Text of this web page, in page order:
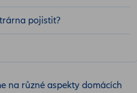
pojistit?
na různé aspekty domácích